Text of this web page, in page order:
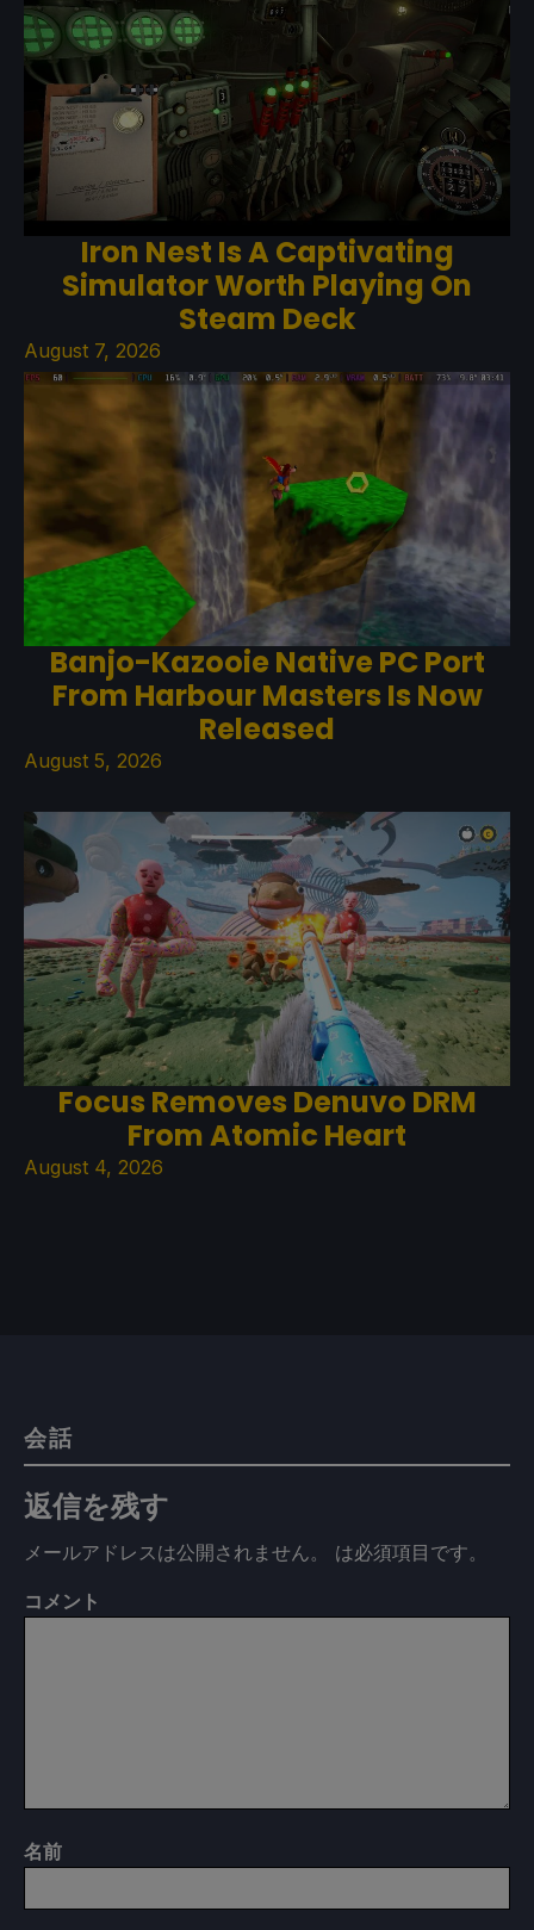
Iron Nest Is A Captivating
Simulator Worth Playing On
Steam Deck
August 7, 2026
Banjo-Kazooie Native PC Port
From Harbour Masters Is Now
Released
August 5, 2026
Focus Removes Denuvo DRM
From Atomic Heart
August 4, 2026
会話
返信を残す
メールアドレスは公開されません。 は必須項目です。
コメント
名前